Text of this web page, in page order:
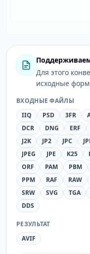
Для этого
исходные
ВХОДНЫЕ ФАЙЛЫ
IIQ
PSD 3FR
DCR
DNG ERF
J2K
JP2 JPC
JPEG
JPE K25
ORF
PAM PBM
PPM
RAF RAW
SRW
SVG TGA
DDS
РЕЗУЛЬТАТ
AVIF